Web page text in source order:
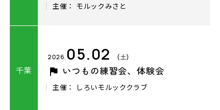
主催： モルックみさと
千葉
2026. 05.02 (土)
いつもの練習会、体験会
主催： しろいモルッククラブ